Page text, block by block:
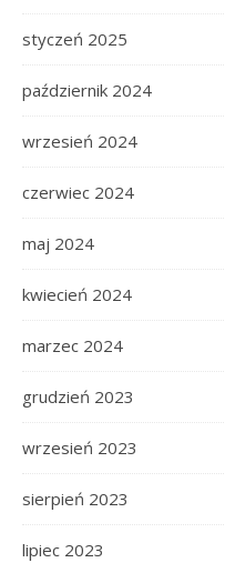
styczeń 2025
październik 2024
wrzesień 2024
czerwiec 2024
maj 2024
kwiecień 2024
marzec 2024
grudzień 2023
wrzesień 2023
sierpień 2023
lipiec 2023